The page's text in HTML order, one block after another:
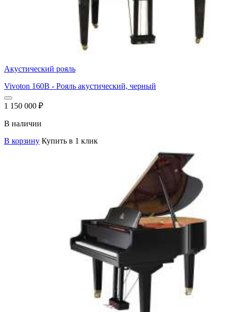
Акустический рояль
Vivoton 160B - Рояль акустический, черный
1 150 000 ₽
В наличии
В корзину Купить в 1 клик